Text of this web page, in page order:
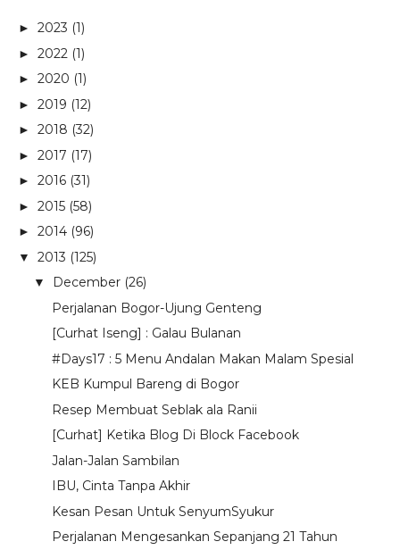
► 2023 (1)
► 2022 (1)
► 2020 (1)
► 2019 (12)
► 2018 (32)
► 2017 (17)
► 2016 (31)
► 2015 (58)
► 2014 (96)
▼ 2013 (125)
▼ December (26)
Perjalanan Bogor-Ujung Genteng
[Curhat Iseng] : Galau Bulanan
#Days17 : 5 Menu Andalan Makan Malam Spesial
KEB Kumpul Bareng di Bogor
Resep Membuat Seblak ala Ranii
[Curhat] Ketika Blog Di Block Facebook
Jalan-Jalan Sambilan
IBU, Cinta Tanpa Akhir
Kesan Pesan Untuk SenyumSyukur
Perjalanan Mengesankan Sepanjang 21 Tahun